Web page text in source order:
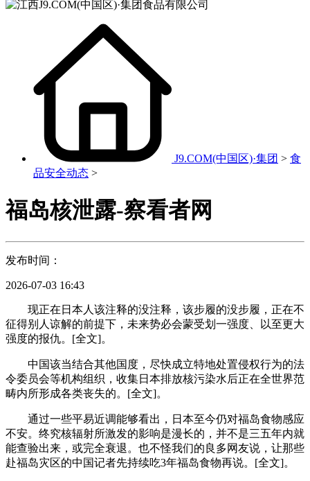
J9.COM(中国区)·集团 > 食
品安全动态 >
福岛核泄露-察看者网
发布时间：
2026-07-03 16:43
现正在日本人该注释的没注释，该步履的没步履，正在不
征得别人谅解的前提下，未来势必会蒙受划一强度、以至更大
强度的报仇。[全文]。
中国该当结合其他国度，尽快成立特地处置侵权行为的法
令委员会等机构组织，收集日本排放核污染水后正在全世界范
畴内所形成各类丧失的。[全文]。
通过一些平易近调能够看出，日本至今仍对福岛食物感应
不安。终究核辐射所激发的影响是漫长的，并不是三五年内就
能查验出来，或完全衰退。也不怪我们的良多网友说，让那些
赴福岛灾区的中国记者先持续吃3年福岛食物再说。[全文]。